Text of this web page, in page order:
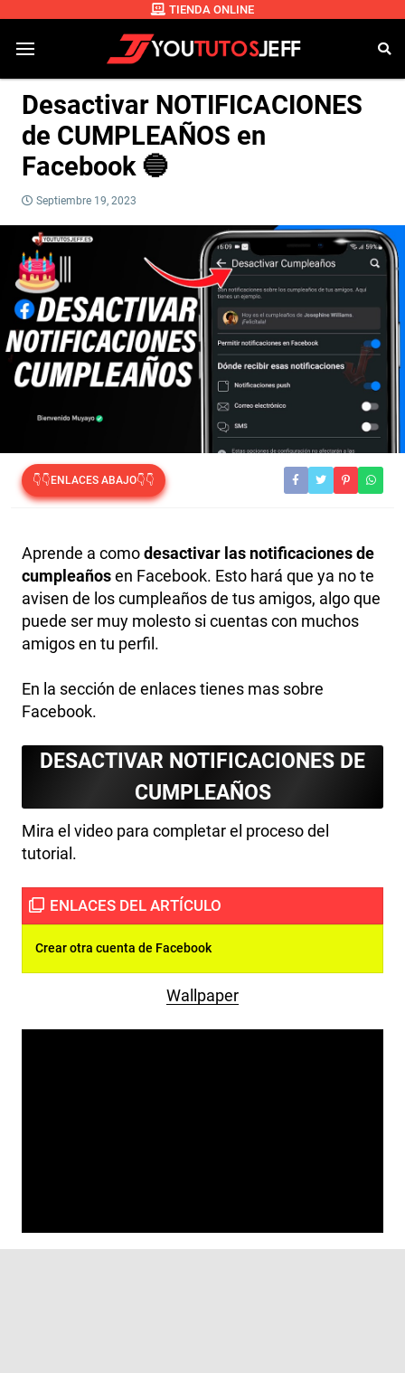
TIENDA ONLINE
Desactivar NOTIFICACIONES
de CUMPLEAÑOS en
Facebook 🔵
Septiembre 19, 2023
👇👇ENLACES ABAJO👇👇
Aprende a comodesactivar las notificaciones de
cumpleañosen Facebook. Esto hará que ya no te
avisen de los cumpleaños de tus amigos, algo que
puede ser muy molesto si cuentas con muchos
amigos en tu perfil.
En la sección de enlaces tienes mas sobre
Facebook.
DESACTIVAR NOTIFICACIONES DE
CUMPLEAÑOS
Mira el video para completar el proceso del
tutorial.
Crear otra cuenta de Facebook
Wallpaper